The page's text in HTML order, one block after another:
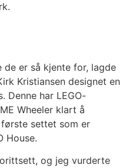
de er så kjente for, lagde
Kristiansen designet en
Denne har LEGO-
Wheeler klart å
settet som er
House.
og jeg vurderte